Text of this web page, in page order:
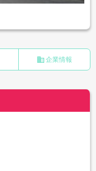
business 企業情報